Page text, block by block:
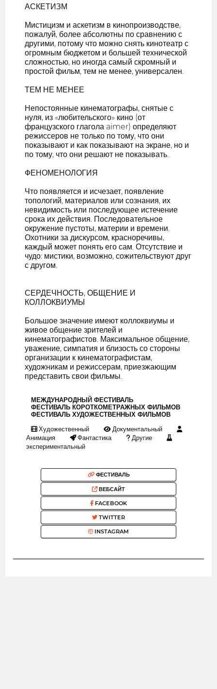
АСКЕТИЗМ
Мистицизм и аскетизм в кинопроизводстве,
пожалуй, более абсолютны по сравнению с
другими, потому что можно снять кинотеатр с
огромным бюджетом и большей технической
сложностью, но иногда самый скромный и
простой фильм, тем не менее, универсален.
ТЕМ НЕ МЕНЕЕ
Непостоянные кинематографы, снятые с
нуля, из «любительского» кино (от
французского глагола aimer) определяют
режиссеров не только по тому, что они
показывают и как показывают на экране, но и
по тому, что они решают не показывать.
ФЕНОМЕНОЛОГИЯ
Что появляется и исчезает, появление
топологий, материалов или сознания, их
невидимость или последующее истечение
срока их действия. Последовательное
окружение пустоты, материи и времени.
Охотники за дискурсом, красноречивы,
каждый может понять его сам. Отсутствие и
чудо: мистики, возможно, сожительствуют друг
с другом.
СЕРДЕЧНОСТЬ, ОБЩЕНИЕ И
КОЛЛОКВИУМЫ
Большое значение имеют коллоквиумы и
живое общение зрителей и
кинематографистов. Максимальное общение,
уважение, симпатия и близость со стороны
организации к кинематографистам,
художникам и режиссерам, приезжающим
представить свои фильмы.
МЕЖДУНАРОДНЫЙ ФЕСТИВАЛЬ
ФЕСТИВАЛЬ КОРОТКОМЕТРАЖНЫХ ФИЛЬМОВ
ФЕСТИВАЛЬ ХУДОЖЕСТВЕННЫХ ФИЛЬМОВ
Художественный
Документальный
Анимация
Фантастика
Другие
экспериментальный
ФЕСТИВАЛЬ
ВЕБСАЙТ
FACEBOOK
TWITTER
INSTAGRAM